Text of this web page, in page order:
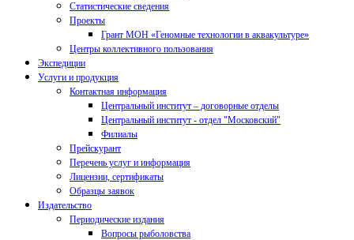
Статистические сведения
Проекты
Грант МОН «Геномные технологии в аквакультуре»
Центры коллективного пользования
Экспедиции
Услуги и продукция
Контактная информация
Центральный институт – договорные отделы
Центральный институт - отдел "Московский"
Филиалы
Прейскурант
Перечень услуг и информация
Лицензии, сертификаты
Образцы заявок
Издательство
Периодические издания
Вопросы рыболовства